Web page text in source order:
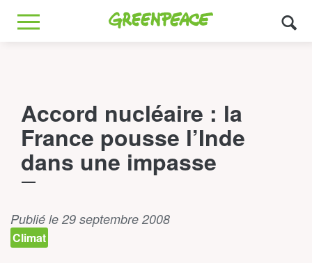
Greenpeace
MENU
Accord nucléaire : la
France pousse l’Inde
dans une impasse
Publié le 29 septembre 2008
Climat